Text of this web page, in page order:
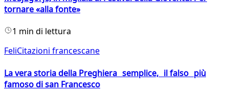
tornare «alla fonte»
1 min di lettura
FeliCitazioni francescane
La vera storia della Preghiera semplice, il falso più
famoso di san Francesco